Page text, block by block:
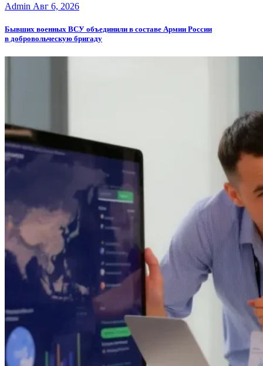
Admin Авг 6, 2026
Бывших военных ВСУ объединили в составе Армии России
в добровольческую бригаду